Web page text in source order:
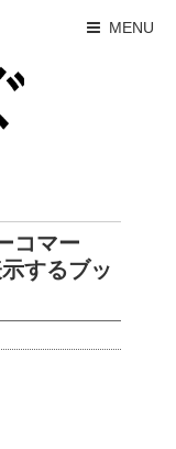
MENU
コマー
するブッ